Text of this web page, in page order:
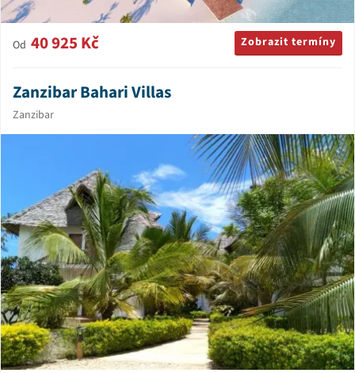
Od 40 925 Kč Zobrazit termíny
Zanzibar Bahari Villas
Zanzibar